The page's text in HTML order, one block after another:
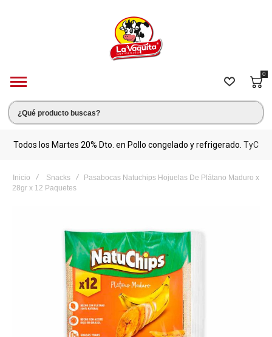
0
Todos los Martes 20% Dto. en Pollo congelado y refrigerado. TyC
Inicio Snacks
Pasabocas Natuchips Hojuelas De Plátano Maduro x
28gr x 12 Paquetes